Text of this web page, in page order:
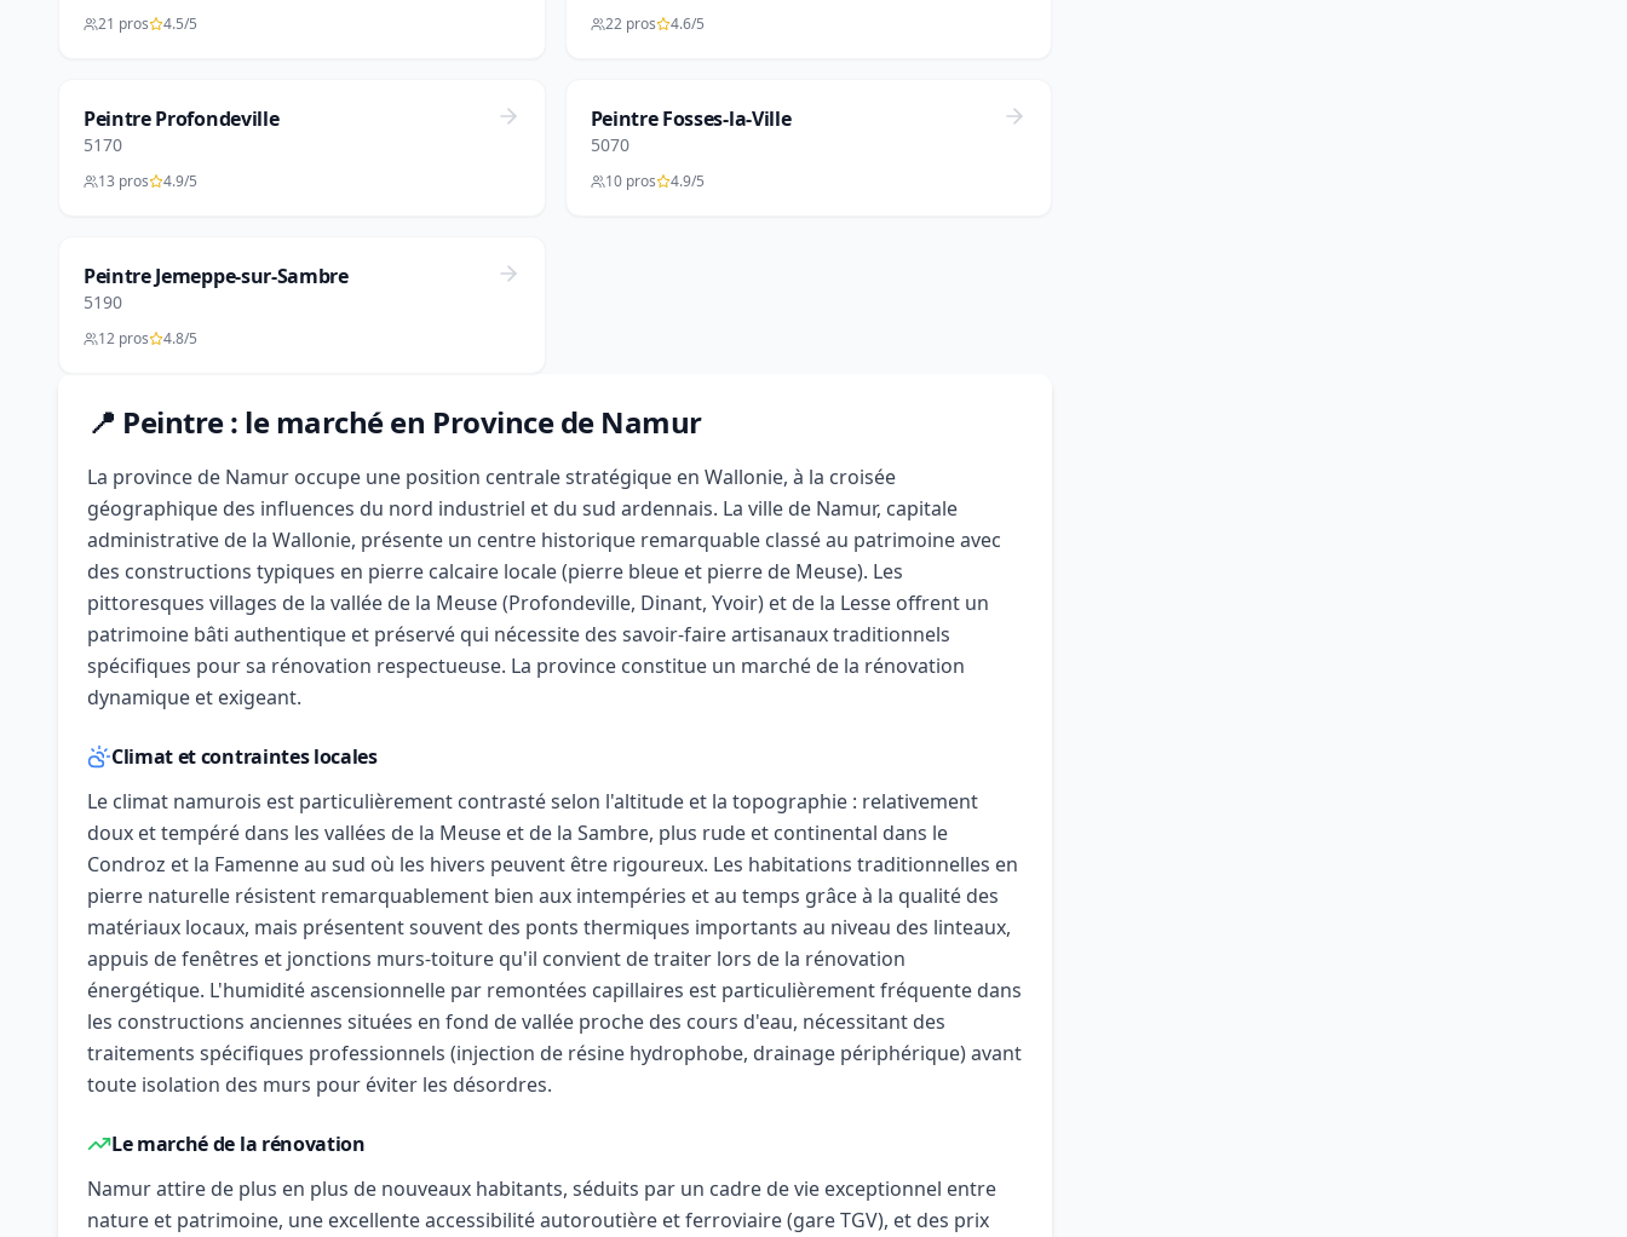
21 pros 4.5/5 22 pros 4.6/5
Peintre Profondeville
5170
13 pros 4.9/5
Peintre Fosses-la-Ville
5070
10 pros 4.9/5
Peintre Jemeppe-sur-Sambre
5190
12 pros 4.8/5
📍 Peintre : le marché en Province de Namur
La province de Namur occupe une position centrale stratégique en Wallonie, à la croisée
géographique des influences du nord industriel et du sud ardennais. La ville de Namur, capitale
administrative de la Wallonie, présente un centre historique remarquable classé au patrimoine avec
des constructions typiques en pierre calcaire locale (pierre bleue et pierre de Meuse). Les
pittoresques villages de la vallée de la Meuse (Profondeville, Dinant, Yvoir) et de la Lesse offrent un
patrimoine bâti authentique et préservé qui nécessite des savoir-faire artisanaux traditionnels
spécifiques pour sa rénovation respectueuse. La province constitue un marché de la rénovation
dynamique et exigeant.
Climat et contraintes locales
Le climat namurois est particulièrement contrasté selon l'altitude et la topographie : relativement
doux et tempéré dans les vallées de la Meuse et de la Sambre, plus rude et continental dans le
Condroz et la Famenne au sud où les hivers peuvent être rigoureux. Les habitations traditionnelles en
pierre naturelle résistent remarquablement bien aux intempéries et au temps grâce à la qualité des
matériaux locaux, mais présentent souvent des ponts thermiques importants au niveau des linteaux,
appuis de fenêtres et jonctions murs-toiture qu'il convient de traiter lors de la rénovation
énergétique. L'humidité ascensionnelle par remontées capillaires est particulièrement fréquente dans
les constructions anciennes situées en fond de vallée proche des cours d'eau, nécessitant des
traitements spécifiques professionnels (injection de résine hydrophobe, drainage périphérique) avant
toute isolation des murs pour éviter les désordres.
Le marché de la rénovation
Namur attire de plus en plus de nouveaux habitants, séduits par un cadre de vie exceptionnel entre
nature et patrimoine, une excellente accessibilité autoroutière et ferroviaire (gare TGV), et des prix